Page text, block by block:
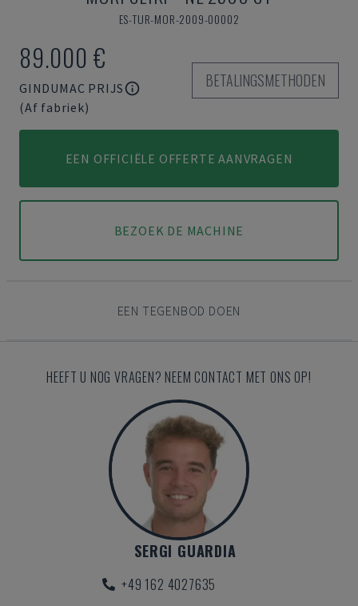
ES-TUR-MOR-2009-00002
89.000 €
GINDUMAC PRIJS
(Af fabriek)
BETALINGSMETHODEN
EEN OFFICIËLE OFFERTE AANVRAGEN
BEZOEK DE MACHINE
EEN TEGENBOD DOEN
HEEFT U NOG VRAGEN? NEEM CONTACT MET ONS OP!
SERGI GUARDIA
+49 162 4027635